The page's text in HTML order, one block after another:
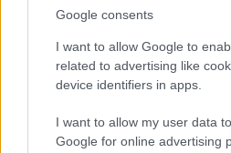
Google consents
I want to allow Google to
related to advertising like
device identifiers in apps.
I want to allow my user data
Google for online advertising
Ripensare le tecnologie
donatori
B2B NEWS